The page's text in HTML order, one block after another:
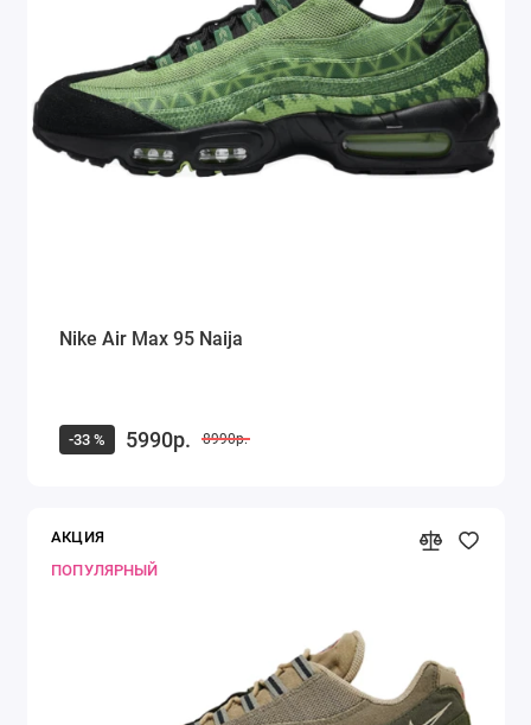
Nike Air Max 95 Naija
-33 % 5990р. 8990р.
АКЦИЯ
ПОПУЛЯРНЫЙ